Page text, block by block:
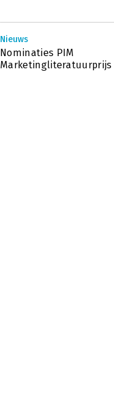
Nieuws
Nominaties PIM
Marketingliteratuurprijs